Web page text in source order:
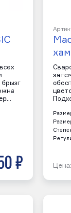
брызг
р Цена: